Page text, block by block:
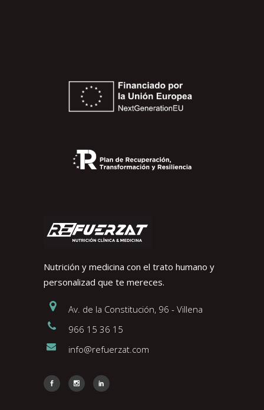
Nutrición y medicina con el trato humano y
personalizad que te mereces.
Av. de la Constitución, 96 - Villena
966 15 36 15
info@refuerzat.com